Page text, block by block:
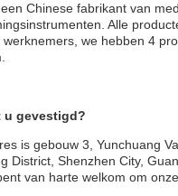
Chinese fabrikant van
Alle
we hebben 4
u gevestigd?
is gebouw 3, Yunchuang
District, Shenzhen City,
van harte welkom om